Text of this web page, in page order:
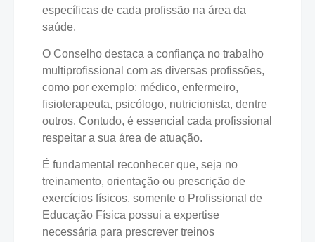
específicas de cada profissão na área da
saúde.
O Conselho destaca a confiança no trabalho
multiprofissional com as diversas profissões,
como por exemplo: médico, enfermeiro,
fisioterapeuta, psicólogo, nutricionista, dentre
outros. Contudo, é essencial cada profissional
respeitar a sua área de atuação.
É fundamental reconhecer que, seja no
treinamento, orientação ou prescrição de
exercícios físicos, somente o Profissional de
Educação Física possui a expertise
necessária para prescrever treinos